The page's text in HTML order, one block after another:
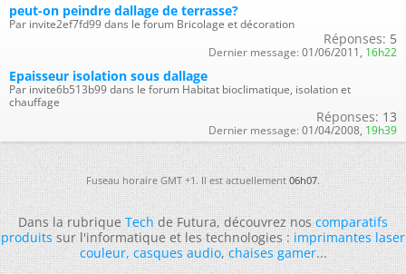
peut-on peindre dallage de terrasse?
Par invite2ef7fd99 dans le forum Bricolage et décoration
Réponses: 5
Dernier message: 01/06/2011, 16h22
Epaisseur isolation sous dallage
Par invite6b513b99 dans le forum Habitat bioclimatique, isolation et
chauffage
Réponses: 13
Dernier message: 01/04/2008, 19h39
Fuseau horaire GMT +1. Il est actuellement06h07.
Dans la rubriqueTechde Futura, découvrez noscomparatifs
produitssur l'informatique et les technologies :imprimantes laser
couleur,casques audio,chaises gamer...